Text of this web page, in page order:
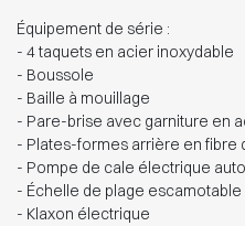
Équipement de série :
- 4 taquets en acier inoxydable
- Boussole
- Baille à mouillage
- Pare-brise avec garniture en
- Plates-formes arrière en fibre
- Pompe de cale électrique
- Échelle de plage
- Klaxon électrique